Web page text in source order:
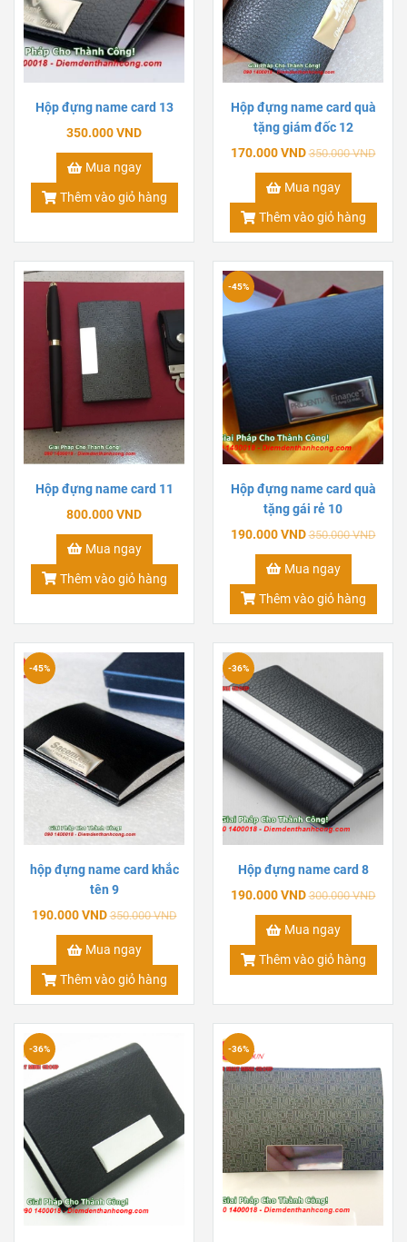
Hộp đựng name card 13
350.000 VND
Mua ngay
Thêm vào giỏ hàng
Hộp đựng name card quà
tặng giám đốc 12
170.000 VND 350.000 VND
Mua ngay
Thêm vào giỏ hàng
Hộp đựng name card 11
800.000 VND
Mua ngay
Thêm vào giỏ hàng
Hộp đựng name card quà
tặng gái rẻ 10
190.000 VND 350.000 VND
-45%
Mua ngay
Thêm vào giỏ hàng
hộp đựng name card khắc
tên 9
190.000 VND 350.000 VND
-45%
Mua ngay
Thêm vào giỏ hàng
Hộp đựng name card 8
190.000 VND 300.000 VND
-36%
Mua ngay
Thêm vào giỏ hàng
-36% -36%